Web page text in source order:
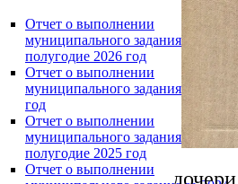
Отчет о выполнении
муниципального задания за
полугодие 2026 год
Отчет о выполнении
муниципального задания за 2025
год
Отчет о выполнении
муниципального задания за
полугодие 2025 год
Отчет о выполнении